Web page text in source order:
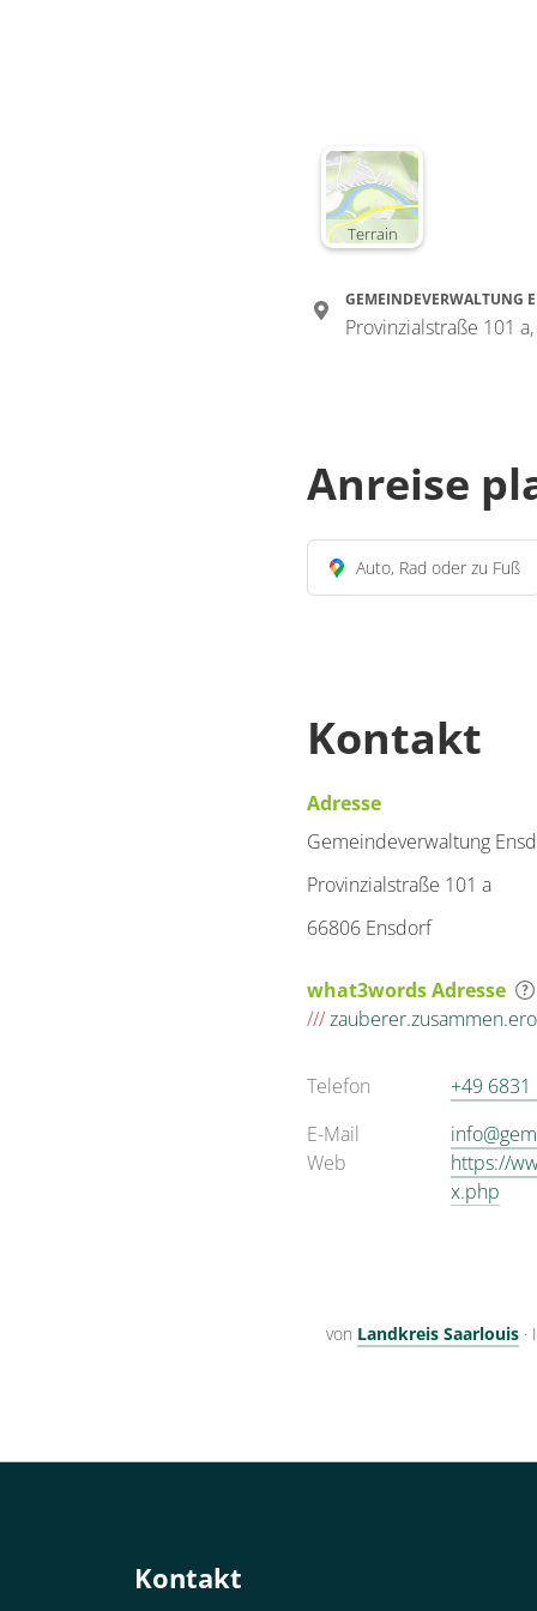
Terrain
GEMEINDEVERWALTUNG
Provinzialstraße 101
Anreise
Auto, Rad oder zu Fuß
Kontakt
Adresse
Gemeindeverwaltung
Provinzialstraße 101 a
66806 Ensdorf
what3words Adresse
///
Telefon
+49 6831
E-Mail
Web
https://
x.php
von Landkreis Saarlouis ·
Kontakt